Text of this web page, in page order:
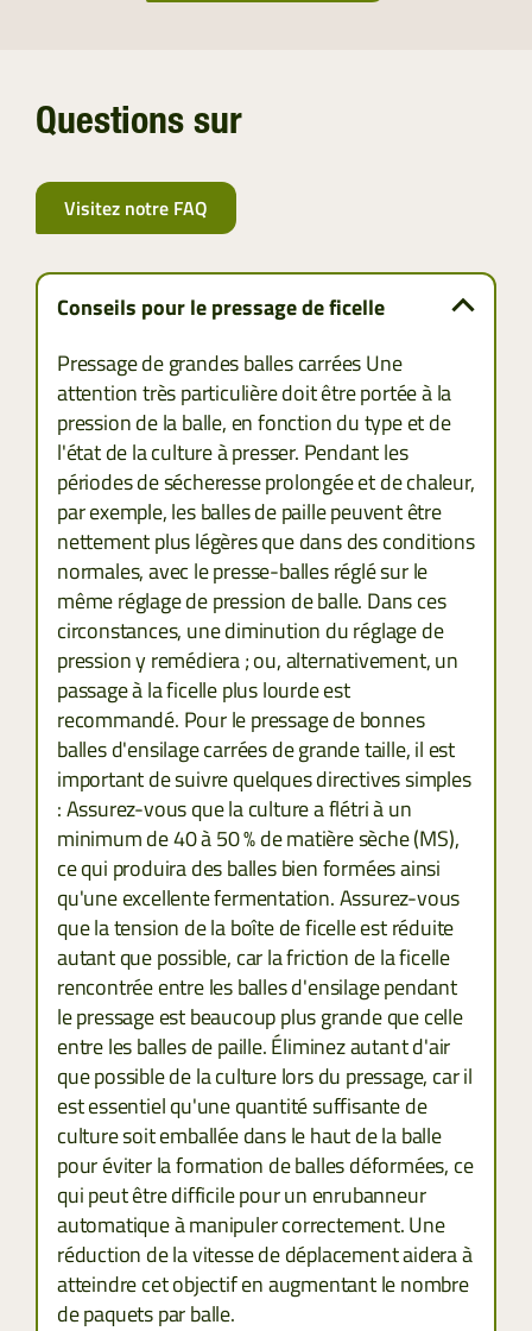
Questions sur
Visitez notre FAQ
Conseils pour le pressage de ficelle
Pressage de grandes balles carrées Une
attention très particulière doit être portée à la
pression de la balle, en fonction du type et de
l'état de la culture à presser. Pendant les
périodes de sécheresse prolongée et de chaleur,
par exemple, les balles de paille peuvent être
nettement plus légères que dans des conditions
normales, avec le presse-balles réglé sur le
même réglage de pression de balle. Dans ces
circonstances, une diminution du réglage de
pression y remédiera ; ou, alternativement, un
passage à la ficelle plus lourde est
recommandé. Pour le pressage de bonnes
balles d'ensilage carrées de grande taille, il est
important de suivre quelques directives simples
: Assurez-vous que la culture a flétri à un
minimum de 40 à 50 % de matière sèche (MS),
ce qui produira des balles bien formées ainsi
qu'une excellente fermentation. Assurez-vous
que la tension de la boîte de ficelle est réduite
autant que possible, car la friction de la ficelle
rencontrée entre les balles d'ensilage pendant
le pressage est beaucoup plus grande que celle
entre les balles de paille. Éliminez autant d'air
que possible de la culture lors du pressage, car il
est essentiel qu'une quantité suffisante de
culture soit emballée dans le haut de la balle
pour éviter la formation de balles déformées, ce
qui peut être difficile pour un enrubanneur
automatique à manipuler correctement. Une
réduction de la vitesse de déplacement aidera à
atteindre cet objectif en augmentant le nombre
de paquets par balle.